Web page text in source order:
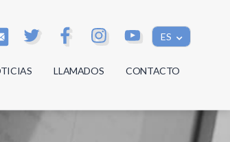
ES
LLAMADOS CONTACTO